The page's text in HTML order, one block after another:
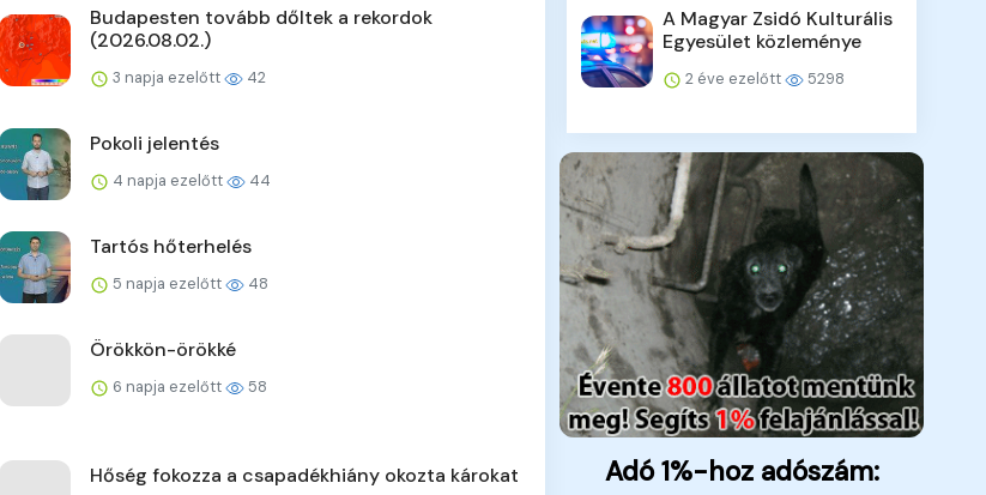
Budapesten tovább dőltek a rekordok
(2026.08.02.)
3 napja ezelőtt 42
Pokoli jelentés
4 napja ezelőtt 44
Tartós hőterhelés
5 napja ezelőtt 48
Örökkön-örökké
6 napja ezelőtt 58
Hőség fokozza a csapadékhiány okozta károkat
A Magyar Zsidó Kulturális
Egyesület közleménye
2 éve ezelőtt 5298
Adó 1%-hoz adószám: